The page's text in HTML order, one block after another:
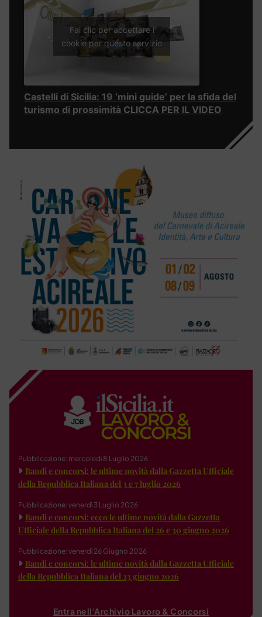
Fai clic per accettare i
cookie per questo servizio
Castelli di Sicilia: 19 ‘mini guide’ per la sfida del
turismo di prossimità CLICCA PER IL VIDEO
Pubblicazione: mercoledì 8 Luglio 2026
Bandi e concorsi: le ultime novità dalla Gazzetta Ufficiale
della Repubblica Italiana del 3 e 7 luglio 2026
Pubblicazione: venerdì 3 Luglio 2026
Bandi e concorsi: ecco le ultime novità dalla Gazzetta
Ufficiale della Repubblica Italiana del 26 e 30 giugno 2026
Pubblicazione: venerdì 26 Giugno 2026
Bandi e concorsi: le ultime novità dalla Gazzetta Ufficiale
della Repubblica Italiana del 23 giugno 2026
Entra nell'Archivio Lavoro & Concorsi